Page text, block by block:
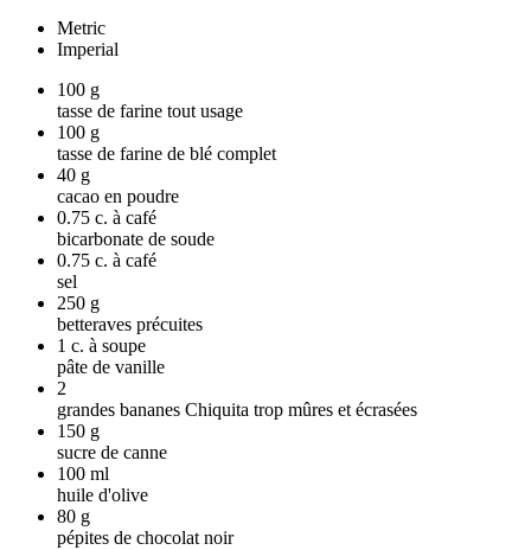
Metric
Imperial
100 g
tasse de farine tout usage
100 g
tasse de farine de blé complet
40 g
cacao en poudre
0.75 c. à café
bicarbonate de soude
0.75 c. à café
sel
250 g
betteraves précuites
1 c. à soupe
pâte de vanille
2
grandes bananes Chiquita trop mûres et écrasées
150 g
sucre de canne
100 ml
huile d'olive
80 g
pépites de chocolat noir